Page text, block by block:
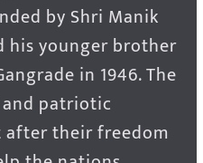
by Shri Manik
his younger brother
in 1946. The
patriotic
their freedom